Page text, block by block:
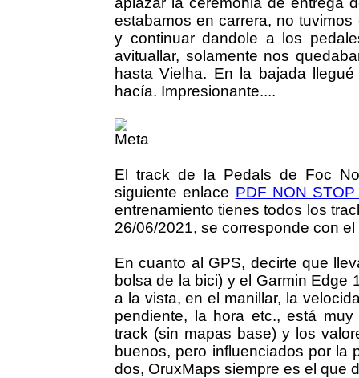
estabamos en carrera, no
y continuar dandole a los
avituallar, solamente nos
hasta Vielha. En la bajada
hacía. Impresionante....
El track de la Pedals de Foc
siguiente enlace PDF NON
entrenamiento tienes todos los
26/06/2021, se corresponde con
En cuanto al GPS, decirte que
bolsa de la bici) y el Garmin Edge
a la vista, en el manillar, la
pendiente, la hora etc., está
track (sin mapas base) y los
buenos, pero influenciados por la
dos, OruxMaps siempre es el que